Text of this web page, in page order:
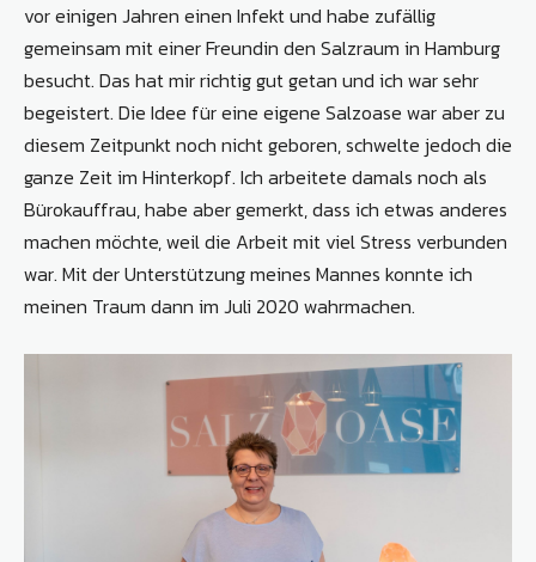
vor einigen Jahren einen Infekt und habe zufällig
gemeinsam mit einer Freundin den Salzraum in Hamburg
besucht. Das hat mir richtig gut getan und ich war sehr
begeistert. Die Idee für eine eigene Salzoase war aber zu
diesem Zeitpunkt noch nicht geboren, schwelte jedoch die
ganze Zeit im Hinterkopf. Ich arbeitete damals noch als
Bürokauffrau, habe aber gemerkt, dass ich etwas anderes
machen möchte, weil die Arbeit mit viel Stress verbunden
war. Mit der Unterstützung meines Mannes konnte ich
meinen Traum dann im Juli 2020 wahrmachen.